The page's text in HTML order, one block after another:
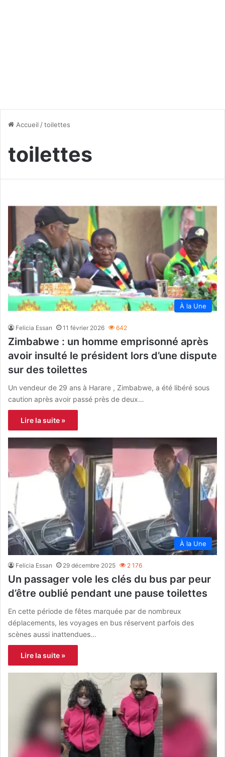
Accueil /toilettes
toilettes
À la Une
Felicia Essan 11 février 2026 642
Zimbabwe : un homme emprisonné après
avoir insulté le président lors d’une dispute
sur des toilettes
Un vendeur de 29 ans à Harare , Zimbabwe, a été libéré sous
caution après avoir passé près de deux…
Lire la suite »
À la Une
Felicia Essan 29 décembre 2025 2 176
Un passager vole les clés du bus par peur
d’être oublié pendant une pause toilettes
En cette période de fêtes marquée par de nombreux
déplacements, les voyages en bus réservent parfois des
scènes aussi inattendues…
Lire la suite »